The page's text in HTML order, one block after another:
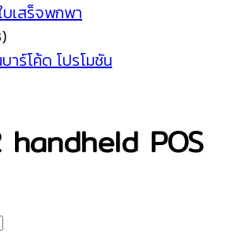
เสร็จพกพา
าร์โค้ด โปรโมชัน
POS